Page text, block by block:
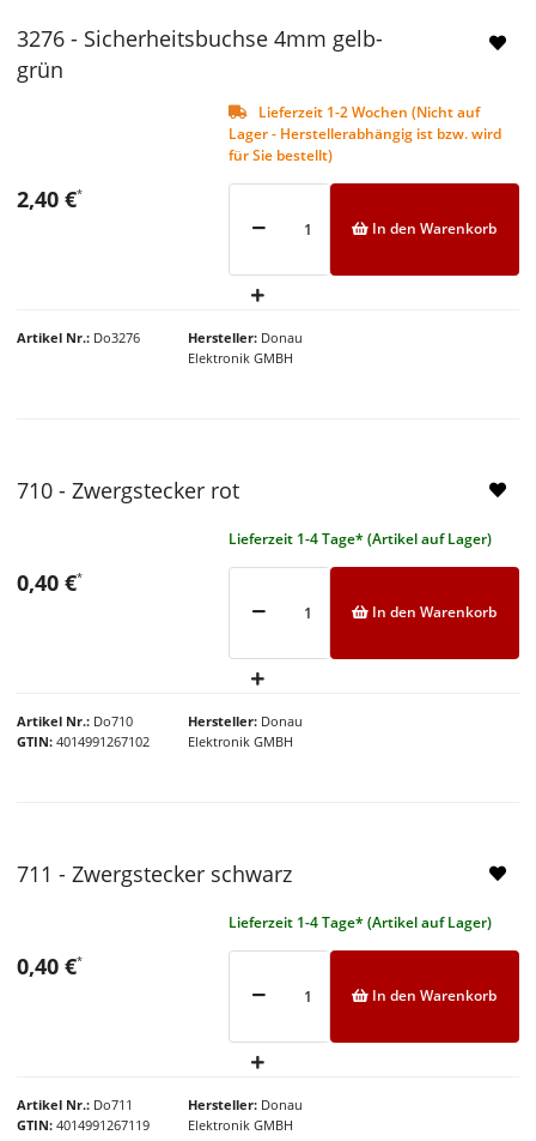
NEU
3276 - Sicherheitsbuchse 4mm gelb-
grün
Lieferzeit 1-2 Wochen (Nicht auf
Lager - Herstellerabhängig ist bzw. wird
für Sie bestellt)
Artikel Nr. Do3276 Hersteller Donau
Elektronik GMBH
2,40 €*
In den Warenkorb
NEU
710 - Zwergstecker rot
Lieferzeit 1-4 Tage* (Artikel auf Lager)
Artikel Nr. Do710
GTIN 4014991267102
Hersteller Donau
Elektronik GMBH
0,40 €*
In den Warenkorb
NEU
711 - Zwergstecker schwarz
Lieferzeit 1-4 Tage* (Artikel auf Lager)
Artikel Nr. Do711
GTIN 4014991267119
Hersteller Donau
Elektronik GMBH
0,40 €*
In den Warenkorb